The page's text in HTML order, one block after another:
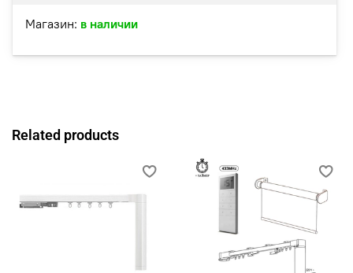
Магазин: в наличии
Related products